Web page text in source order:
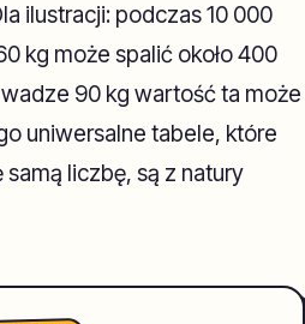
ilustracji: podczas 10 000
kg może spalić około 400
90 kg wartość ta może
uniwersalne tabele, które
liczbę, są z natury